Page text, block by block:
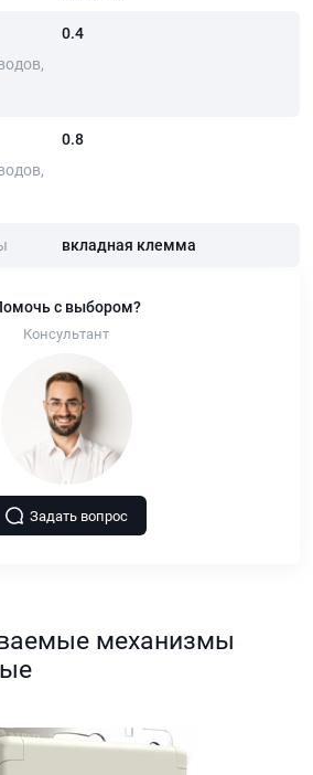
0.4
0.8
вкладная клемма
с выбором?
Консультант
Задать вопрос
механизмы